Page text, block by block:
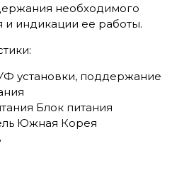
необходимого
и индикации ее работы.
установки, поддержание
Блок питания
Южная Корея